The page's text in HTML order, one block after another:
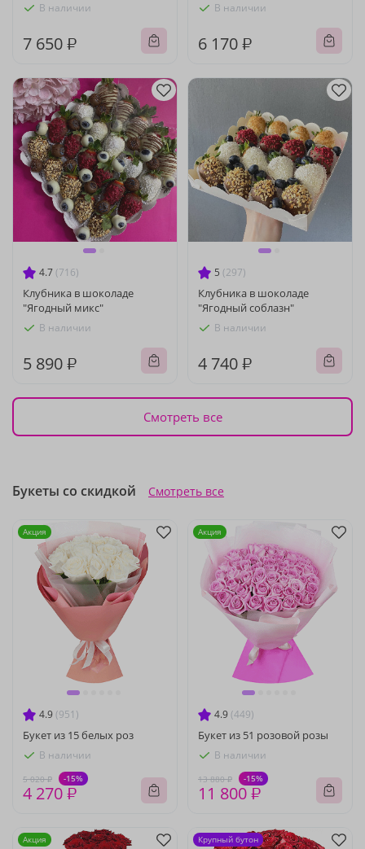
В наличии
7 650 ₽
В наличии
6 170 ₽
4.7 (716)
Клубника в шоколаде
"Ягодный микс"
В наличии
5 890 ₽
5 (297)
Клубника в шоколаде
"Ягодный соблазн"
В наличии
4 740 ₽
Смотреть все
Букеты со скидкой Смотреть все
4.9 (951)
Букет из 15 белых роз
В наличии
5 020 ₽ -15%
4 270 ₽
Акция
4.9 (449)
Букет из 51 розовой розы
В наличии
13 880 ₽ -15%
11 800 ₽
Акция
Акция Крупный бутон